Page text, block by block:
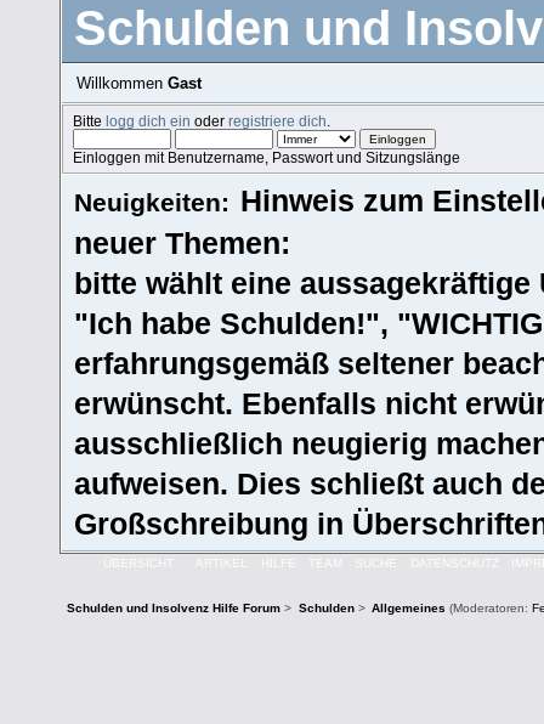
Schulden und
Willkommen Gast
Bittelogg dich ein oderregistriere dich
Einloggen mit Benutzername, Passwort und Sitzungslänge
Neuigkeiten: Hinweis zum
neuer Themen:
bitte wählt eine
"Ich habe Schulden!",
erfahrungsgemäß seltener
erwünscht. Ebenfalls nicht
ausschließlich neugierig
aufweisen. Dies schließt auch
Großschreibung in
ÜBERSICHT ARTIKEL HILFE TEAM SUCHE DATENSCHUTZ
Schulden und Insolvenz Hilfe Forum > Schulden> Allgemeines (Moderatoren: